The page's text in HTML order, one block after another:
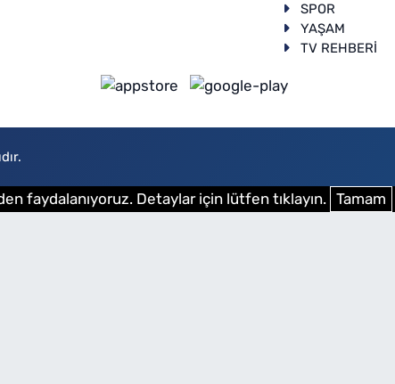
SPOR
YAŞAM
TV REHBERİ
faydalanıyoruz. Detaylar için lütfen tıklayın. Tamam